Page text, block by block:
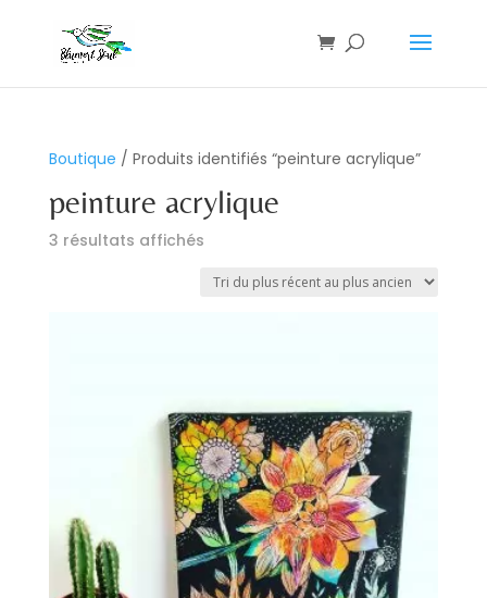
Boutique / Produits identifiés “peinture acrylique”
peinture acrylique
3 résultats affichésTrié
plus